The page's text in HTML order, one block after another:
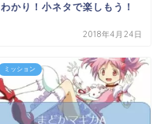
わかり！小ネタで楽しもう！
2018年4月24日
ミッション